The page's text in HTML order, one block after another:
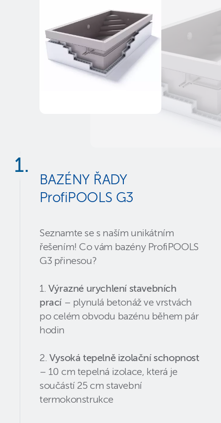
BAZÉNY ŘADY
ProfiPOOLS G3
Seznamte se s naším unikátním
řešením! Co vám bazény ProfiPOOLS
G3 přinesou?
1. Výrazné urychlení stavebních
prací – plynulá betonáž ve vrstvách
po celém obvodu bazénu během pár
hodin
2. Vysoká tepelně izolační schopnost
– 10 cm tepelná izolace, která je
součástí 25 cm stavební
termokonstrukce